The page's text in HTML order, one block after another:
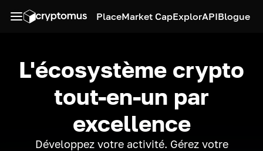
PlaceMarket CapExplorAPIBlogue
L'écosystème crypto
tout-en-un par
excellence
Développez votre activité. Gérez votre